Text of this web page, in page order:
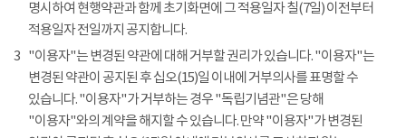
명시하여 현행약관과 함께 초기화면에 그 적용일자 칠(7일) 이전부터
적용일자 전일까지 공지합니다.
3 "이용자"는 변경된 약관에 대해 거부할 권리가 있습니다. "이용자"는
변경된 약관이 공지된 후 십오(15)일 이내에 거부의사를 표명할 수
있습니다. "이용자"가 거부하는 경우 "독립기념관"은 당해
"이용자"와의 계약을 해지할 수 있습니다. 만약 "이용자"가 변경된